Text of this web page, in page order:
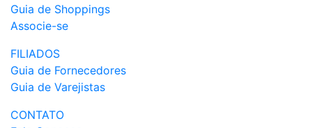
Guia de Shoppings
Associe-se
FILIADOS
Guia de Fornecedores
Guia de Varejistas
CONTATO